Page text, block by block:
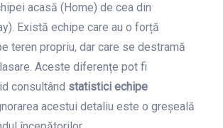
acasă (Home) de cea din
Există echipe care au o forță
teren propriu, dar care se destramă
Aceste diferențe pot fi
consultând statistici echipe
acestui detaliu este o greșeală